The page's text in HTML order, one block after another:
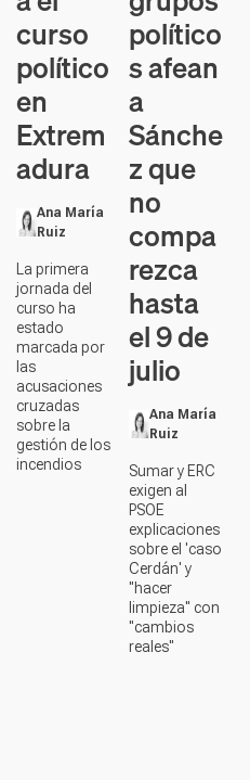
curso
político
en
Extrem
adura
Ana María
Ruiz
La primera
jornada del
curso ha
estado
marcada por
las
acusaciones
cruzadas
sobre la
gestión de los
incendios
político
s afean
a
Sánche
z que
no
compa
rezca
hasta
el 9 de
julio
Ana María
Ruiz
Sumar y ERC
exigen al
PSOE
explicaciones
sobre el 'caso
Cerdán' y
"hacer
limpieza" con
"cambios
reales"